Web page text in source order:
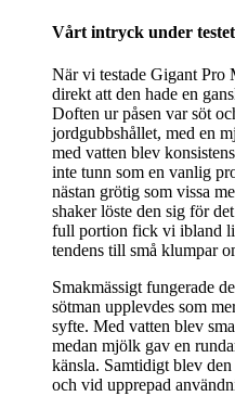
Vårt intryck under testet
När vi testade Gigant Pro
direkt att den hade en
Doften ur påsen var söt
jordgubbshållet, med en
med vatten blev
inte tunn som en vanlig
nästan grötig som vissa
shaker löste den sig för
full portion fick vi ibland
tendens till små klumpar
Smakmässigt fungerade
sötman upplevdes som
syfte. Med vatten blev
medan mjölk gav en
känsla. Samtidigt blev
och vid upprepad